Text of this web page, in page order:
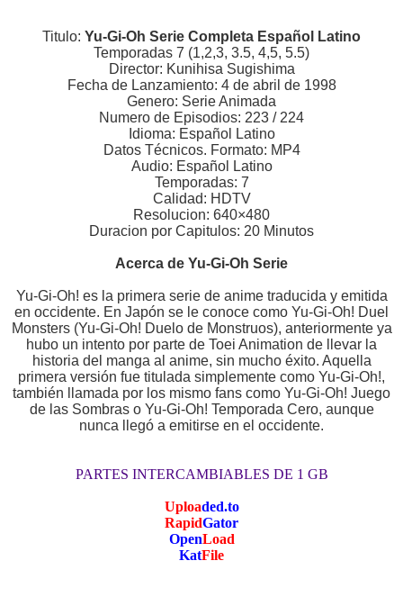
Titulo: Yu-Gi-Oh Serie Completa Español Latino
Temporadas 7 (1,2,3, 3.5, 4,5, 5.5)
Director: Kunihisa Sugishima
Fecha de Lanzamiento: 4 de abril de 1998
Genero: Serie Animada
Numero de Episodios: 223 / 224
Idioma: Español Latino
Datos Técnicos. Formato: MP4
Audio: Español Latino
Temporadas: 7
Calidad: HDTV
Resolucion: 640×480
Duracion por Capitulos: 20 Minutos
Acerca de Yu-Gi-Oh Serie
Yu-Gi-Oh! es la primera serie de anime traducida y emitida
en occidente. En Japón se le conoce como Yu-Gi-Oh! Duel
Monsters (Yu-Gi-Oh! Duelo de Monstruos), anteriormente ya
hubo un intento por parte de Toei Animation de llevar la
historia del manga al anime, sin mucho éxito. Aquella
primera versión fue titulada simplemente como Yu-Gi-Oh!,
también llamada por los mismo fans como Yu-Gi-Oh! Juego
de las Sombras o Yu-Gi-Oh! Temporada Cero, aunque
nunca llegó a emitirse en el occidente.
PARTES INTERCAMBIABLES DE 1 GB
Uploaded.to
RapidGator
OpenLoad
KatFile